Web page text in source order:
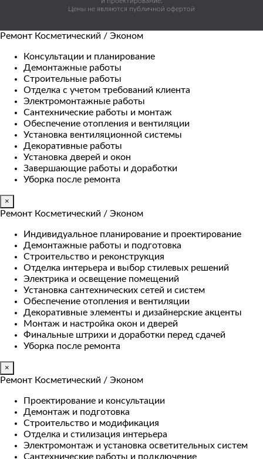
Цены не являются публичной офертой
Ремонт Косметический / Эконом​
Консультации и планирование
Демонтажные работы
Строительные работы
Отделка с учетом требований клиента
Электромонтажные работы
Сантехнические работы и монтаж
Обеспечение отопления и вентиляции
Установка вентиляционной системы
Декоративные работы
Установка дверей и окон
Завершающие работы и доработки
Уборка после ремонта
×
Ремонт Косметический / Эконом​
Индивидуальное планирование и проектирование
Демонтажные работы и подготовка
Строительство и реконструкция
Отделка интерьера и выбор стилевых решений
Электрика и освещение помещений
Установка сантехнических сетей и систем
Обеспечение отопления и вентиляции
Декоративные элементы и дизайнерские акценты
Монтаж и настройка окон и дверей
Финальные штрихи и доработки перед сдачей
Уборка после ремонта
×
Ремонт Косметический / Эконом​
Проектирование и консультации
Демонтаж и подготовка
Строительство и модификация
Отделка и стилизация интерьера
Электромонтаж и установка осветительных систем
Сантехнические работы и подключение